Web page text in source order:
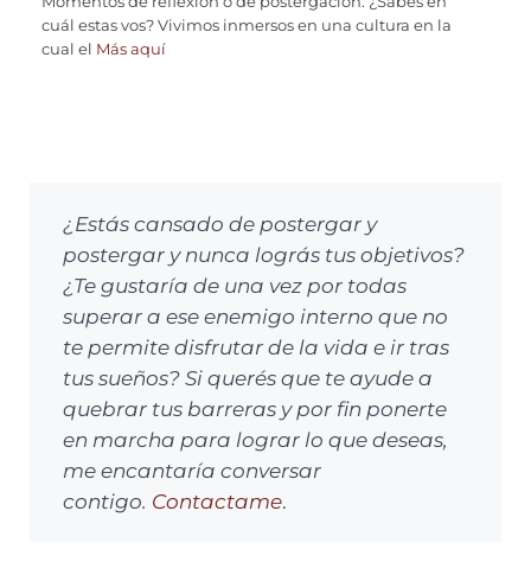
cuál estas vos? Vivimos inmersos en una cultura en la
cual el Más aquí
¿Estás cansado de postergar y
postergar y nunca lográs tus objetivos?
¿Te gustaría de una vez por todas
superar a ese enemigo interno que no
te permite disfrutar de la vida e ir tras
tus sueños? Si querés que te ayude a
quebrar tus barreras y por fin ponerte
en marcha para lograr lo que deseas,
me encantaría conversar
contigo. Contactame.